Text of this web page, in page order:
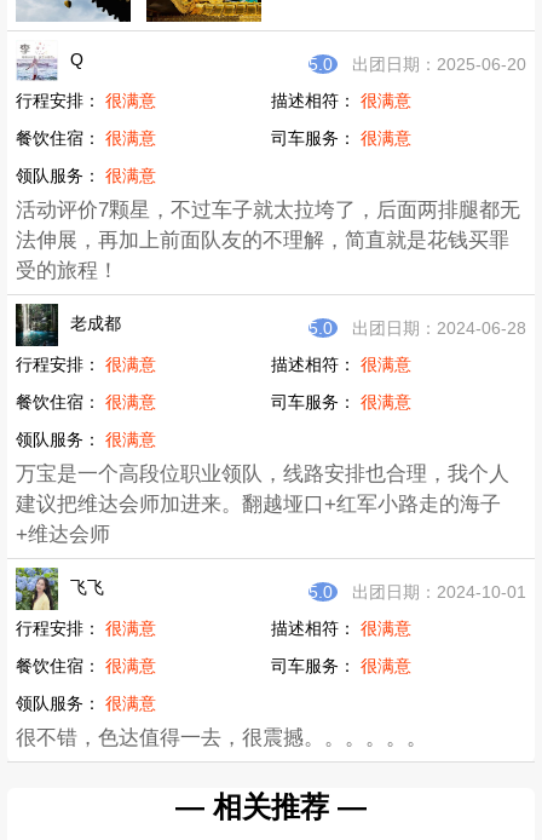
Q 5.0
出团日期：2025-06-20
行程安排：很满意 描述相符： 很满意
餐饮住宿：很满意 司车服务： 很满意
领队服务：很满意
活动评价7颗星，不过车子就太拉垮了，后面两排腿都无
法伸展，再加上前面队友的不理解，简直就是花钱买罪
受的旅程！
老成都 5.0
出团日期：2024-06-28
行程安排：很满意 描述相符： 很满意
餐饮住宿：很满意 司车服务： 很满意
领队服务：很满意
万宝是一个高段位职业领队，线路安排也合理，我个人
建议把维达会师加进来。翻越垭口+红军小路走的海子
+维达会师
飞飞 5.0
出团日期：2024-10-01
行程安排：很满意 描述相符： 很满意
餐饮住宿：很满意 司车服务： 很满意
领队服务：很满意
很不错，色达值得一去，很震撼。。。。。。
— 相关推荐 —